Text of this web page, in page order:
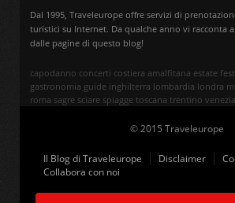
Dal 1995, Traveleurope offre servizi di
turistici su Internet. Da qualche anno vi racconta
dalle pagine di questo blog!
capodanno concerti costiera amalfitana estate
gastronomia guide inghilterra lombardia londra
roma sagre sciare spiagge toscana trentino venezia
© 2015 Traveleurope
Il Blog di Traveleurope Disclaimer
Collabora con noi